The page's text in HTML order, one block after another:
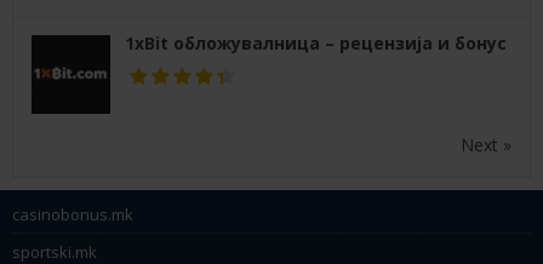
1xBit обложувалница – рецензија и бонус
Next »
casinobonus.mk
sportski.mk